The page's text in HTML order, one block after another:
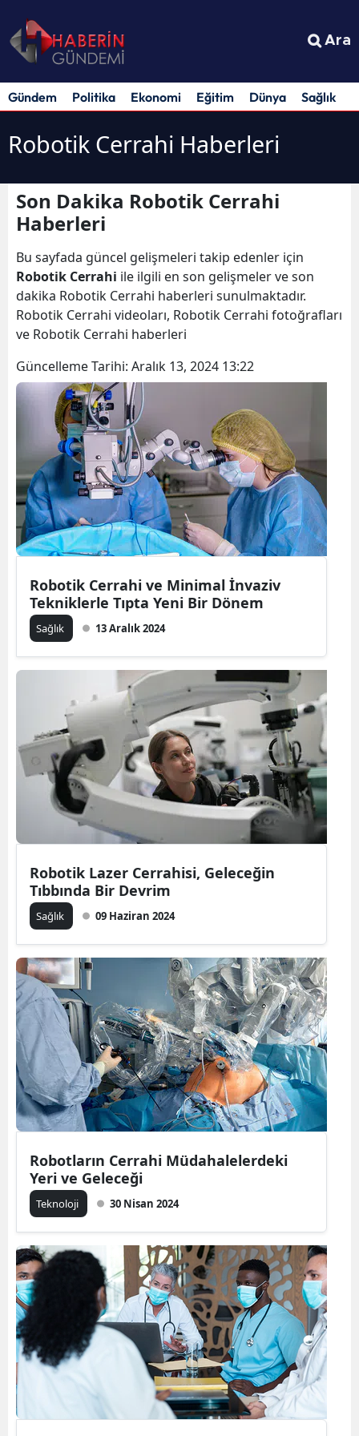
Ara
Gündem Politika Ekonomi Eğitim Dünya Sağlık
Robotik Cerrahi Haberleri
Son Dakika Robotik Cerrahi
Haberleri
Bu sayfada güncel gelişmeleri takip edenler için
Robotik Cerrahi ile ilgili en son gelişmeler ve son
dakika Robotik Cerrahi haberleri sunulmaktadır.
Robotik Cerrahi videoları, Robotik Cerrahi fotoğrafları
ve Robotik Cerrahi haberleri
Güncelleme Tarihi: Aralık 13, 2024 13:22
Robotik Cerrahi ve Minimal İnvaziv
Tekniklerle Tıpta Yeni Bir Dönem
Sağlık 13 Aralık 2024
Robotik Lazer Cerrahisi, Geleceğin
Tıbbında Bir Devrim
Sağlık 09 Haziran 2024
Robotların Cerrahi Müdahalelerdeki
Yeri ve Geleceği
Teknoloji 30 Nisan 2024